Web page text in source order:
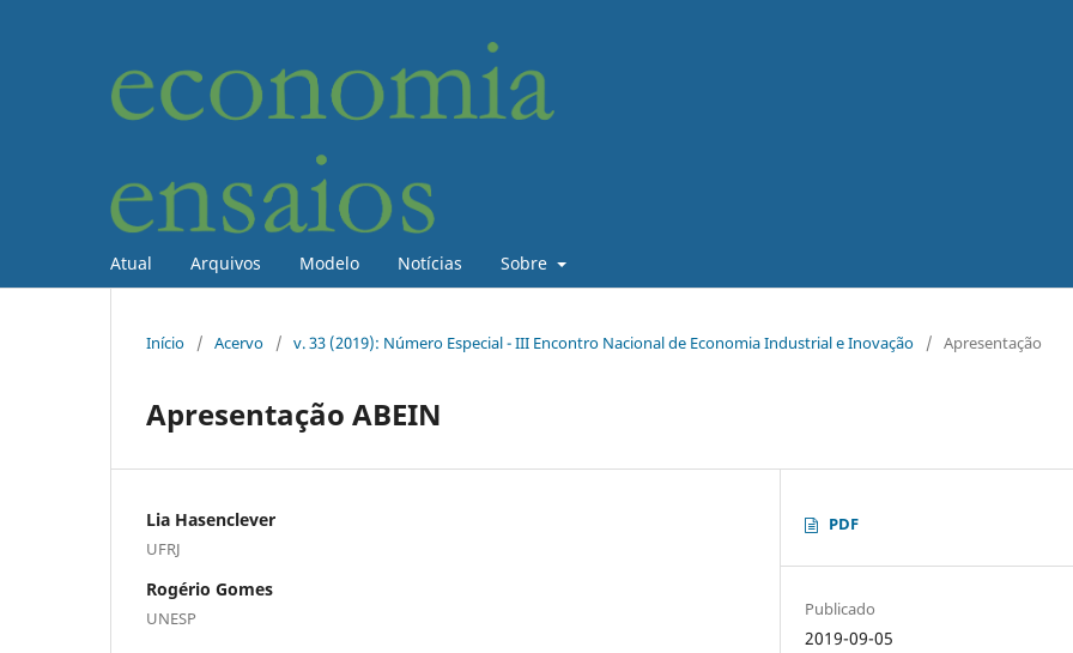
Atual Arquivos Modelo Notícias Sobre
Início / Acervo / v. 33 (2019): Número Especial - III Encontro Nacional de Economia Industrial e Inovação / Apresentação
Apresentação ABEIN
Lia Hasenclever
UFRJ
Rogério Gomes
UNESP
PDF
Publicado
2019-09-05